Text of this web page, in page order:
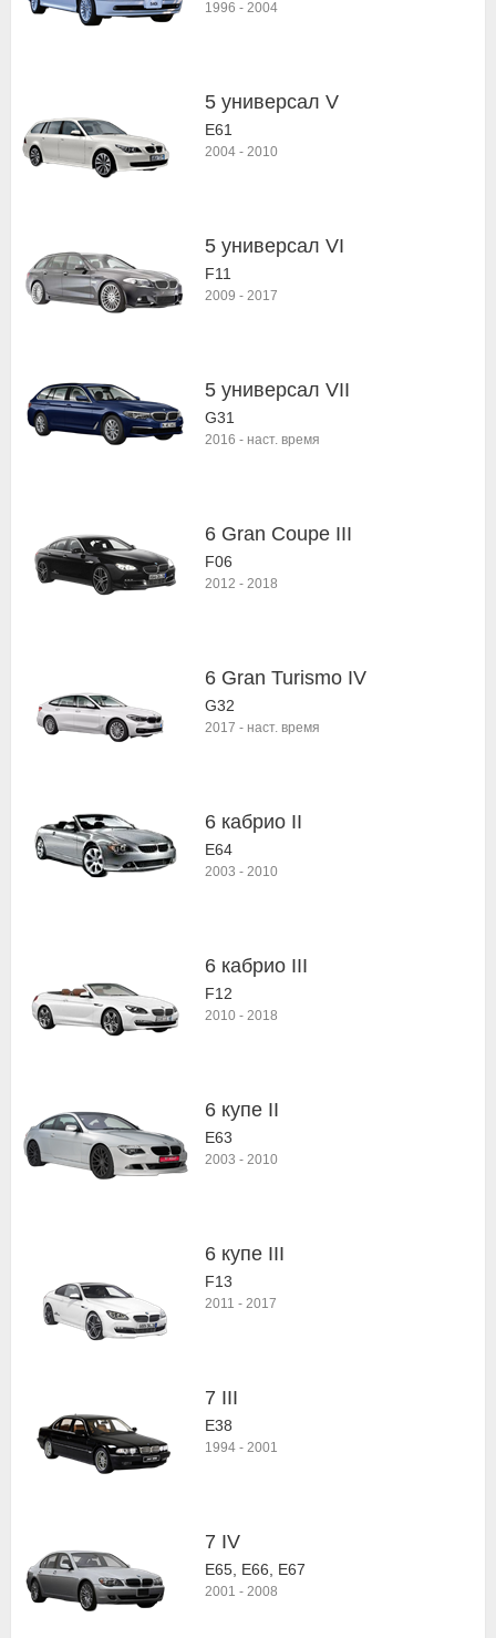
1996 - 2004
5 универсал V
E61
2004 - 2010
5 универсал VI
F11
2009 - 2017
5 универсал VII
G31
2016 - наст. время
6 Gran Coupe III
F06
2012 - 2018
6 Gran Turismo IV
G32
2017 - наст. время
6 кабрио II
E64
2003 - 2010
6 кабрио III
F12
2010 - 2018
6 купе II
E63
2003 - 2010
6 купе III
F13
2011 - 2017
7 III
E38
1994 - 2001
7 IV
E65, E66, E67
2001 - 2008